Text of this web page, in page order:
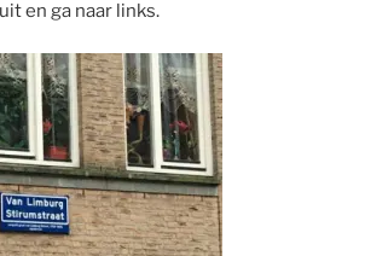
en ga naar links.